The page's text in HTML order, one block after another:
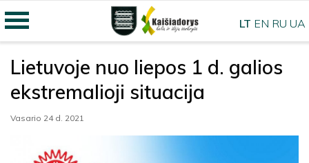
Lietuvoje nuo liepos 1 d. galios
ekstremalioji situacija
Vasario 24 d. 2021
LT EN RU UA